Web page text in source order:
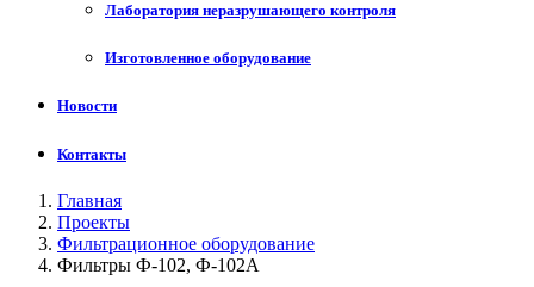
Лаборатория неразрушающего контроля
Изготовленное оборудование
Новости
Контакты
Главная
Проекты
Фильтрационное оборудование
Фильтры Ф-102, Ф-102А